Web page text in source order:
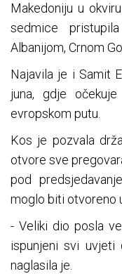
Makedoniju u
sedmice
Albanijom, Crnom
Najavila je i Samit
juna, gdje
evropskom putu.
Kos je pozvala
otvore sve
pod
moglo biti otvoreno
- Veliki dio posla
ispunjeni svi
naglasila je.